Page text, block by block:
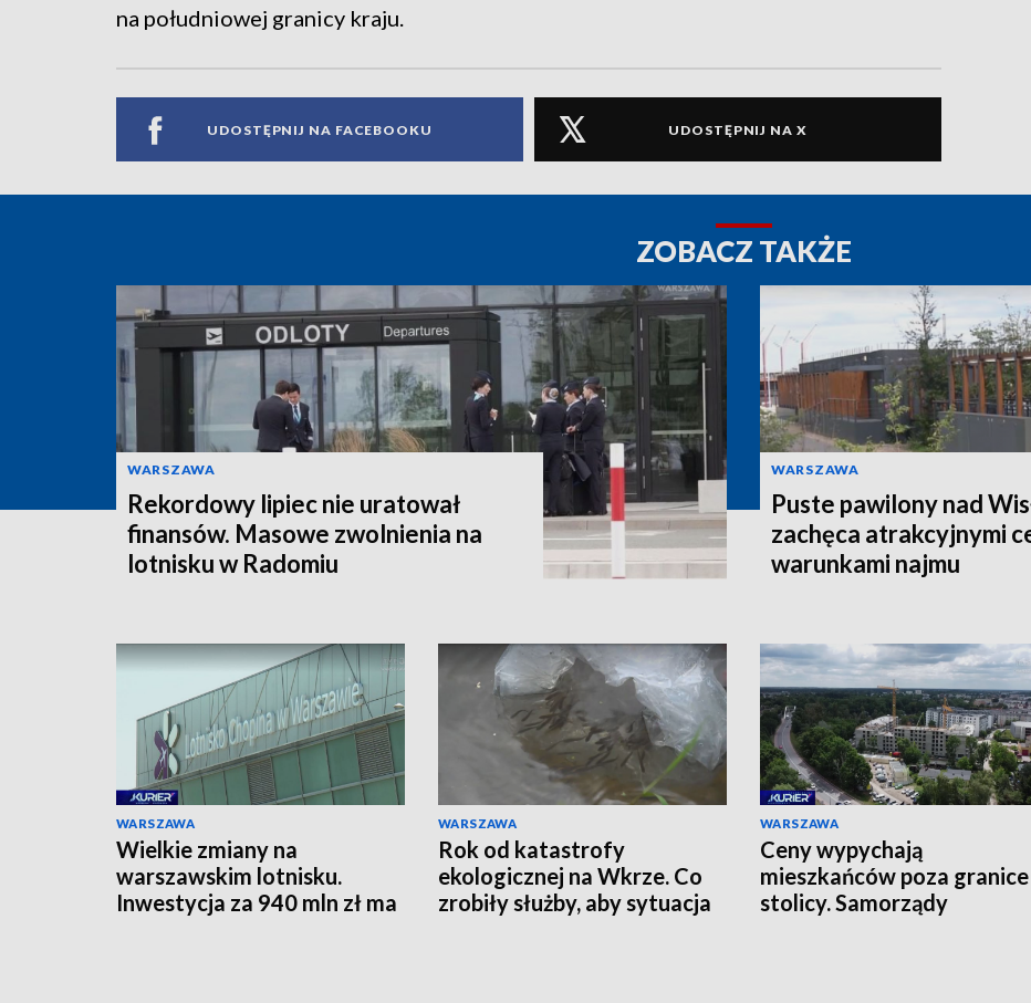
na południowej granicy kraju.
UDOSTĘPNIJ NA FACEBOOKU UDOSTĘPNIJ NA X
ZOBACZ TAKŻE
WARSZAWA
Rekordowy lipiec nie uratował
finansów. Masowe zwolnienia na
lotnisku w Radomiu
WARSZAWA
Puste pawilony nad
zachęca atrakcyjnymi
warunkami najmu
WARSZAWA
Wielkie zmiany na
warszawskim lotnisku.
Inwestycja za 940 mln zł ma
WARSZAWA
Rok od katastrofy
ekologicznej na Wkrze. Co
zrobiły służby, aby sytuacja
WARSZAWA
Ceny wypychają
mieszkańców poza granice
stolicy. Samorządy